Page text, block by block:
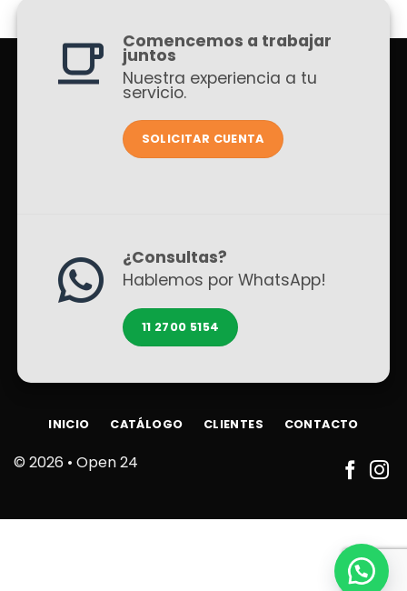
Comencemos a trabajar
juntos
Nuestra experiencia a tu
servicio.
SOLICITAR CUENTA
¿Consultas?
Hablemos por WhatsApp!
11 2700 5154
© 2026 • Open 24
INICIO CATÁLOGO CLIENTES CONTACTO